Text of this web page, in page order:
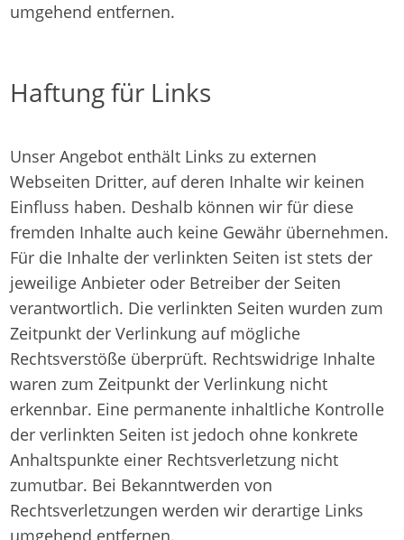
umgehend entfernen.
Haftung für Links
Unser Angebot enthält Links zu externen
Webseiten Dritter, auf deren Inhalte wir keinen
Einfluss haben. Deshalb können wir für diese
fremden Inhalte auch keine Gewähr übernehmen.
Für die Inhalte der verlinkten Seiten ist stets der
jeweilige Anbieter oder Betreiber der Seiten
verantwortlich. Die verlinkten Seiten wurden zum
Zeitpunkt der Verlinkung auf mögliche
Rechtsverstöße überprüft. Rechtswidrige Inhalte
waren zum Zeitpunkt der Verlinkung nicht
erkennbar. Eine permanente inhaltliche Kontrolle
der verlinkten Seiten ist jedoch ohne konkrete
Anhaltspunkte einer Rechtsverletzung nicht
zumutbar. Bei Bekanntwerden von
Rechtsverletzungen werden wir derartige Links
umgehend entfernen.